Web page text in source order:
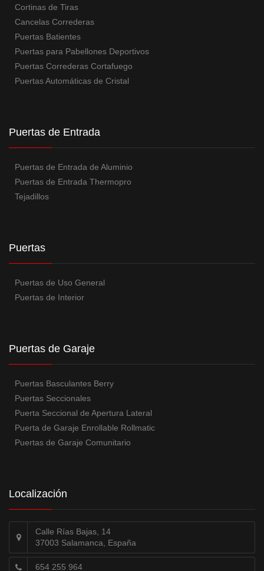
Cortinas de Tiras
Cancelas Correderas
Puertas Batientes
Puertas para Pabellones Deportivos
Puertas Correderas Cortafuego
Puertas Automáticas de Cristal
Puertas de Entrada
Puertas de Entrada de Aluminio
Puertas de Entrada Thermopro
Tejadillos
Puertas
Puertas de Uso General
Puertas de Interior
Puertas de Garaje
Puertas Basculantes Berry
Puertas Seccionales
Puerta Seccional de Apertura Lateral
Puerta de Garaje Enrollable Rollmatic
Puertas de Garaje Comunitario
Localización
Calle Rías Bajas, 14
37003 Salamanca, España
654 255 964